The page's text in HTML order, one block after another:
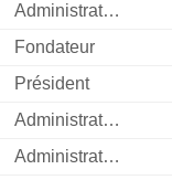
Administrateur
Fondateur
Président
Administrateur
Administrateur